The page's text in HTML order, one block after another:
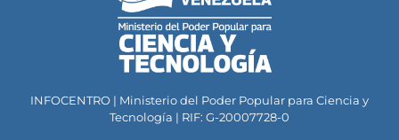
INFOCENTRO | Ministerio del Poder Popular para Ciencia y
Tecnología | RIF: G-20007728-0